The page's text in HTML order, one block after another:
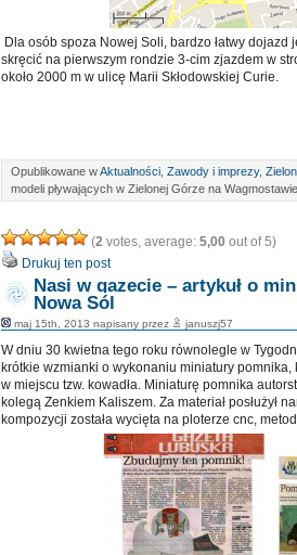
Dla osób spoza Nowej Soli, bardzo łatwy dojazd
skręcić na pierwszym rondzie 3-cim zjazdem w
około 2000 m w ulicę Marii Skłodowskiej Curie.
Opublikowane wAktualności Zawody i imprezy,
modeli pływających w Zielonej Górze na
(2 votes, average: 5,00 out of 5)
Drukuj ten post
Nasi w gazecie – artykuł o
Nowa Sól
maj 15th, 2013 napisany przez januszj57
W dniu 30 kwietna tego roku równolegle w
krótkie wzmianki o wykonaniu miniatury pomnika,
w miejscu tzw. kowadła. Miniaturę pomnika
kolegą Zenkiem Kaliszem. Za materiał posłużył
kompozycji została wycięta na ploterze cnc,